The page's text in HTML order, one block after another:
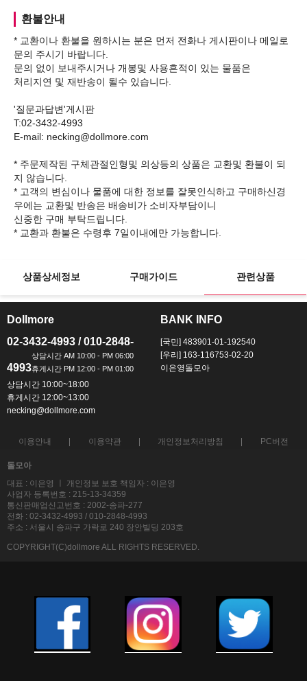
환불안내
* 교환이나 환불을 원하시는 분은 먼저 전화나 게시판이나 메일로
문의 주시기 바랍니다.
문의 없이 보내주시거나 개봉및 사용흔적이 있는 물품은
처리지연 및 재반송이 될수 있습니다.
'질문과답변'게시판
T:02-3432-4993
E-mail: necking@dollmore.com
* 주문제작된 구체관절인형및 의상등의 상품은 교환및 환불이 되
지 않습니다.
* 고객의 변심이나 물품에 대한 정보를 잘못인식하고 구매하신경
우에는 교환및 반송은 배송비가 소비자부담이니
신중한 구매 부탁드립니다.
상품상세정보 구매가이드 관련상품
Dollmore
02-3432-4993 / 010-2848-
4993
상담시간 10:00~18:00
휴게시간 12:00~13:00
necking@dollmore.com
BANK INFO
[국민] 483901-01-192540
[우리] 163-116753-02-20
이은영돌모아
이용안내 이용약관 개인정보처리방침 PC버전
돌모아
대표 : 이은영 ㅣ 개인정보 보호 책임자 : 이은영
사업자 등록번호 : 215-13-34359
통신판매업신고번호 : 2002-송파-277
전화 : 02-3432-4993 / 010-2848-4993
주소 : 서울시 송파구 가락로 240 장안빌딩 203호
COPYRIGHT(C)dollmore ALL RIGHTS RESERVED.